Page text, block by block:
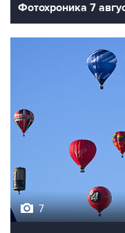
Фотохроника 7
7